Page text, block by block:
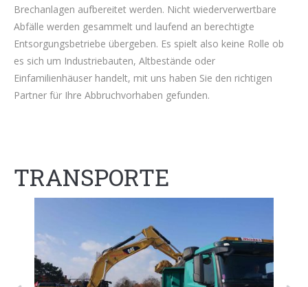
Brechanlagen aufbereitet werden. Nicht wiederverwertbare
Abfälle werden gesammelt und laufend an berechtigte
Entsorgungsbetriebe übergeben. Es spielt also keine Rolle ob
es sich um Industriebauten, Altbestände oder
Einfamilienhäuser handelt, mit uns haben Sie den richtigen
Partner für Ihre Abbruchvorhaben gefunden.
TRANSPORTE